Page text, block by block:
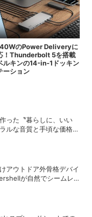
のPower Deliveryに
！Thunderbolt 5を搭載
ルキンの14-in-1ドッキン
ーション
った〝暮らしに、いい
ルな音質と手頃な価格を
アウトドア外骨格デバイ
が自然でシームレ